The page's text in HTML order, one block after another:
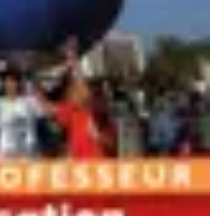
et régions